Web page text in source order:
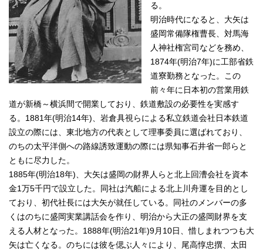
る。
明治時代になると、大矢は
盛岡常備隊権曹長、対馬海
人神社権宮司などを務め、
1874年(明治7年)に工部省鉄
道寮勤務となった。この
前々年に日本初の営業用鉄
道が新橋～横浜間で開業しており、鉄道敷設の必要性を実感す
る。1881年(明治14年)、岩倉具視らによる私立鉄道会社日本鉄道
設立の際には、東北地方の代表として理事委員に選ばれており、
のちの太平洋側への路線誘致運動の際には県知事石井省一郎らと
ともに尽力した。
1885年(明治18年)、大矢は盛岡の財界人らと北上回漕会社を資本
金1万5千円で設立した。同社は汽船による北上川舟運を目的とし
ており、初代社長には大矢が就任している。同社のメンバーの多
くはのちに盛岡実業講話会を作り、明治から大正の盛岡財界を支
える人材となった。1888年(明治21年)9月10日、惜しまれつつも大
矢は亡くなる。のちには彼を偲ぶ人々により、尾高惇忠撰、太田